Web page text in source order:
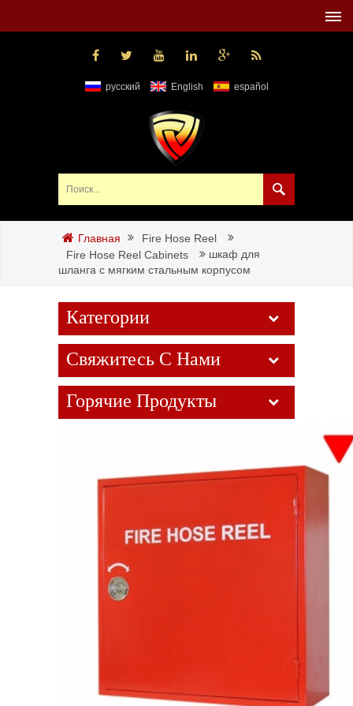
русский English español
Главная
Fire Hose Reel
Fire Hose Reel Cabinets
шкаф для
шланга с мягким стальным корпусом
Категории
Свяжитесь С Нами
Горячие Продукты